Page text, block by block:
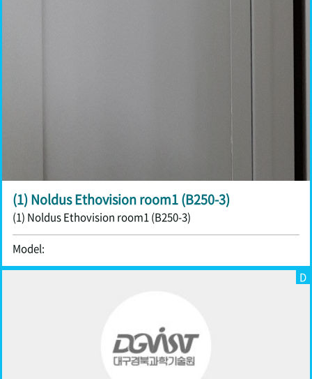
(1) Noldus Ethovision room1 (B250-3)
(1) Noldus Ethovision room1 (B250-3)
Model:
D